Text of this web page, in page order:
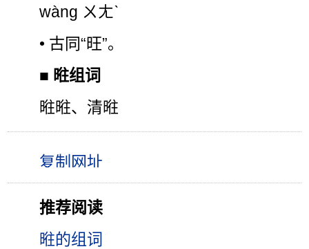
wàng ㄨㄤˋ
• 古同“旺”。
■ 暀组词
暀暀、清暀
推荐阅读
暀的组词